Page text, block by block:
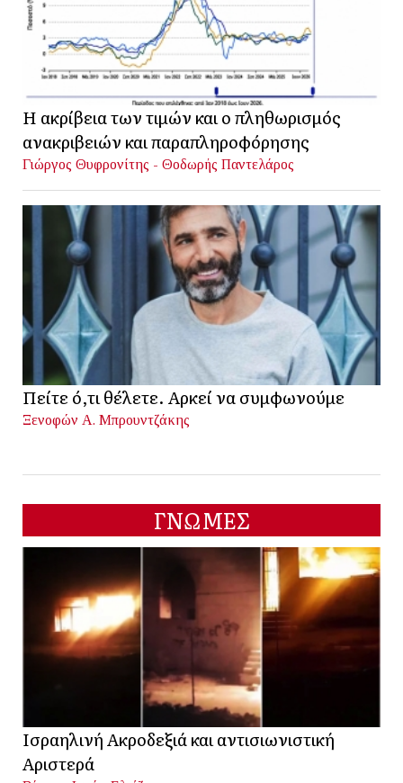
Η ακρίβεια των τιμών και ο πληθωρισμός
ανακριβειών και παραπληροφόρησης
Γιώργος Θυφρονίτης - Θοδωρής Παντελάρος
Πείτε ό,τι θέλετε. Αρκεί να συμφωνούμε
Ξενοφών Α. Μπρουντζάκης
ΓΝΩΜΕΣ
Ισραηλινή Ακροδεξιά και αντισιωνιστική
Αριστερά